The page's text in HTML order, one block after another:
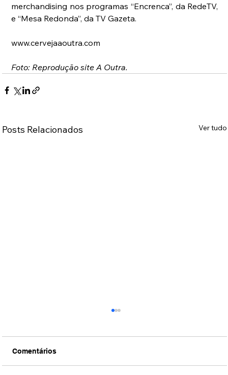
merchandising nos programas “Encrenca”, da RedeTV,
e “Mesa Redonda”, da TV Gazeta.
www.cervejaaoutra.com
Foto: Reprodução site A Outra.
Posts Relacionados Ver tudo
Comentários